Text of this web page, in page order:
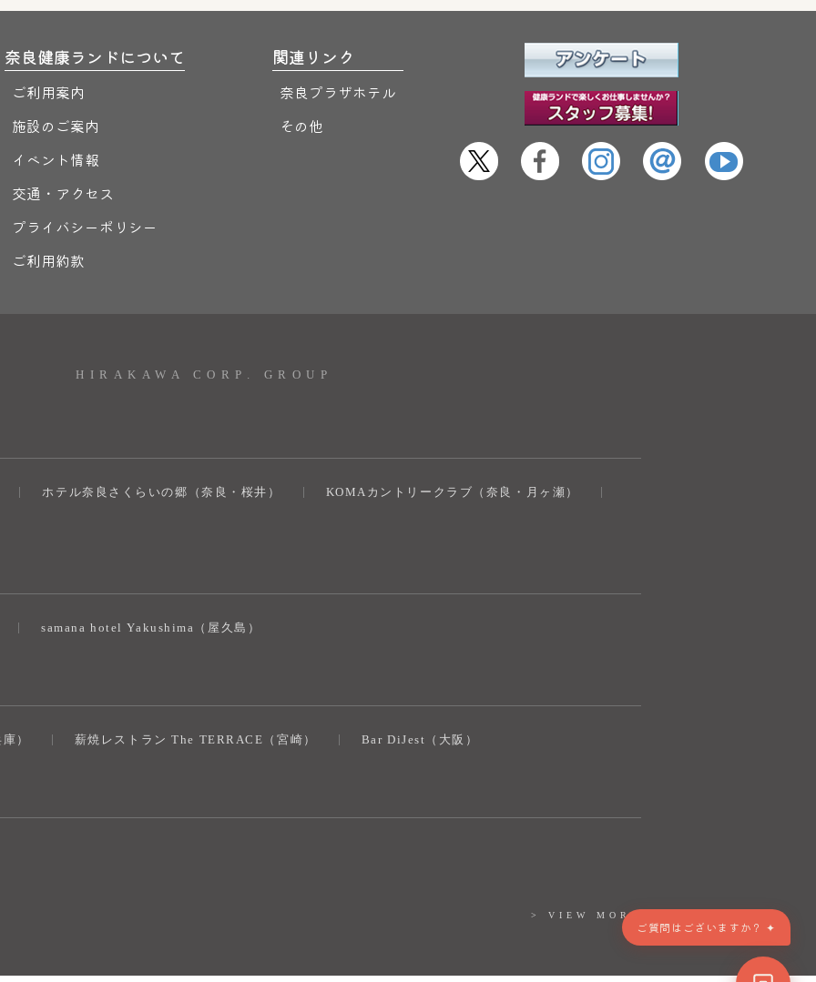
奈良健康ランドについて
ご利用案内
施設のご案内
イベント情報
交通・アクセス
プライバシーポリシー
ご利用約款
関連リンク
奈良プラザホテル
その他
HIRAKAWA CORP. GROUP
ホテル奈良さくらいの郷（奈良・桜井）
KOMAカントリークラブ（奈良・月ヶ瀬）
samana hotel Yakushima（屋久島）
） 薪焼レストラン The TERRACE（宮崎） Bar DiJest（大阪）
> VIEW MORE
奈良健康ランド
AIコンシェルジュ